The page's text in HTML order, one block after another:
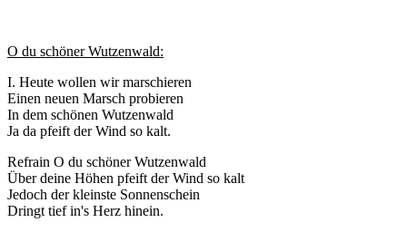
O du schöner Wutzenwald:
I. Heute wollen wir marschieren
Einen neuen Marsch probieren
In dem schönen Wutzenwald
Ja da pfeift der Wind so kalt.
Refrain O du schöner Wutzenwald
Über deine Höhen pfeift der Wind so kalt
Jedoch der kleinste Sonnenschein
Dringt tief in's Herz hinein.